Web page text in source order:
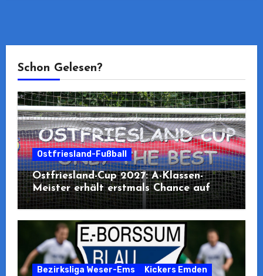
Schon Gelesen?
Ostfriesland-Fußball
Ostfriesland-Cup 2027: A-Klassen-
Meister erhält erstmals Chance auf
Teilnahme
Bezirksliga Weser-Ems
Kickers Emden